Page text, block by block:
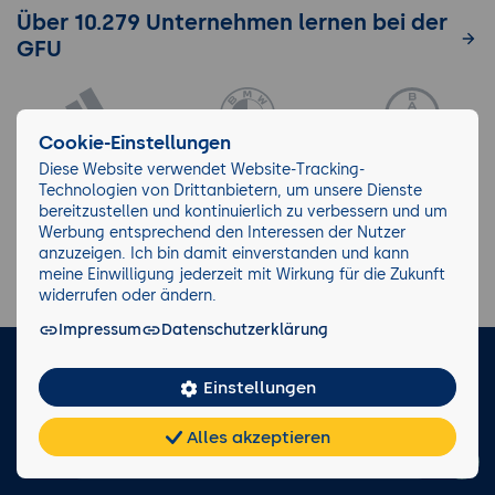
Über 10.279 Unternehmen lernen bei der
GFU
LinkedInInstagramFacebook
Impressum/AGB Datenschutz
Teilen FAQ Cookies
Cookie-Einstellungen
Diese Website verwendet Website-Tracking-
Technologien von Drittanbietern, um unsere Dienste
bereitzustellen und kontinuierlich zu verbessern und um
Werbung entsprechend den Interessen der Nutzer
anzuzeigen. Ich bin damit einverstanden und kann
meine Einwilligung jederzeit mit Wirkung für die Zukunft
widerrufen oder ändern.
Impressum
Datenschutzerklärung
Einstellungen
Alles akzeptieren